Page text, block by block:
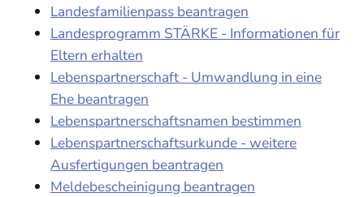
Landesfamilienpass beantragen
Landesprogramm STÄRKE - Informationen für
Eltern erhalten
Lebenspartnerschaft - Umwandlung in eine
Ehe beantragen
Lebenspartnerschaftsnamen bestimmen
Lebenspartnerschaftsurkunde - weitere
Ausfertigungen beantragen
Meldebescheinigung beantragen